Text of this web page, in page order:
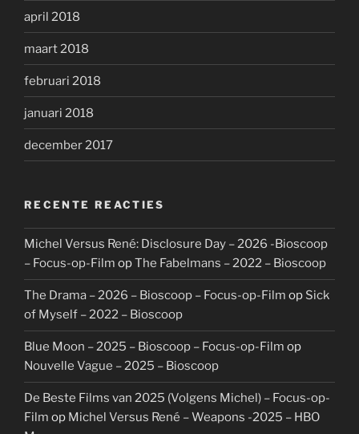
april 2018
maart 2018
februari 2018
januari 2018
december 2017
RECENTE REACTIES
Michel Versus René: Disclosure Day – 2026 -Bioscoop
– Focus-op-Film opThe Fabelmans – 2022 – Bioscoop
The Drama – 2026 – Bioscoop – Focus-op-Film op Sick
of Myself – 2022 – Bioscoop
Blue Moon – 2025 – Bioscoop – Focus-op-Film op
Nouvelle Vague – 2025 – Bioscoop
De Beste Films van 2025 (Volgens Michel) – Focus-op-
Film op Michel Versus René – Weapons -2025 – HBO